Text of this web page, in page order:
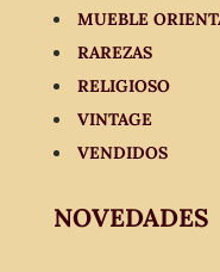
MUEBLE
RAREZAS
RELIGIOSO
VINTAGE
VENDIDOS
NOVEDADES